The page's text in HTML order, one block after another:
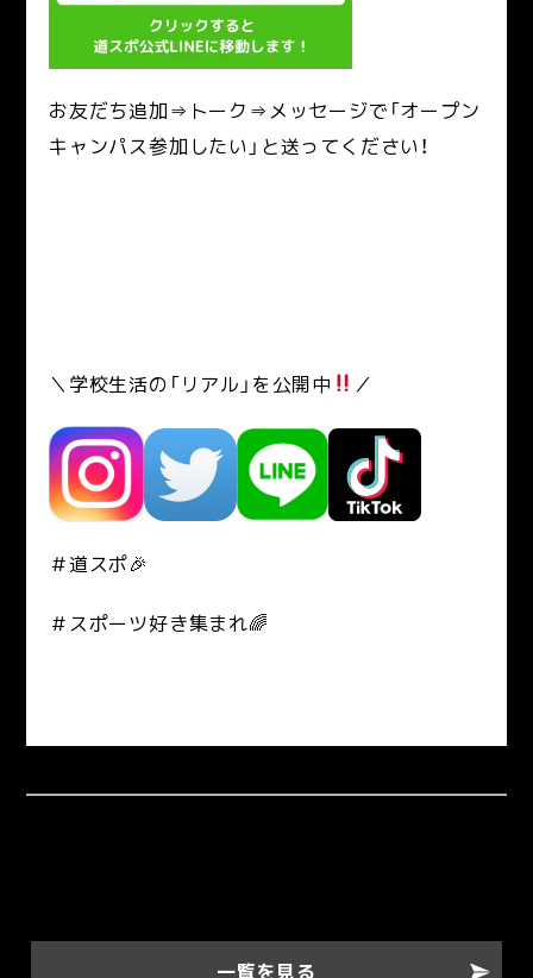
お友だち追加⇒トーク⇒メッセージで「オープン
キャンパス参加したい」と送ってください！
＼学校生活の「リアル」を公開中 ／
＃道スポ🎉
＃スポーツ好き集まれ🌈
一覧を見る